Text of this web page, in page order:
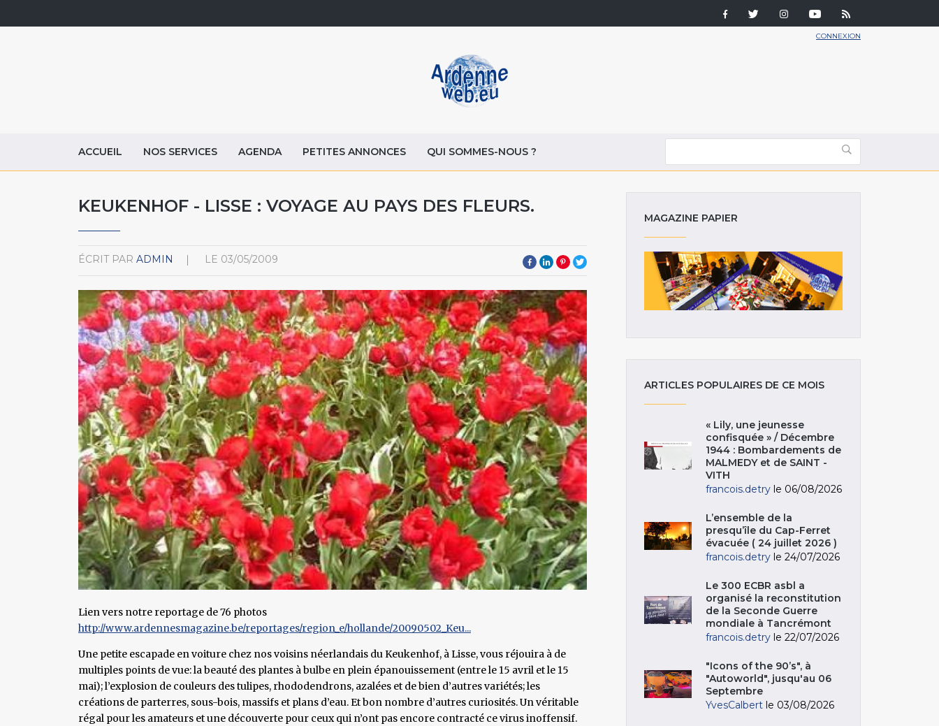
CONNEXION
ACCUEIL NOS SERVICES AGENDA PETITES ANNONCES QUI SOMMES-NOUS ?
KEUKENHOF - LISSE : VOYAGE AU PAYS DES FLEURS.
ÉCRIT PAR ADMIN LE 03/05/2009
Lien vers notre reportage de 76 photos
http://www.ardennesmagazine.be/reportages/region_e/hollande/20090502_Keu...
Une petite escapade en voiture chez nos voisins néerlandais du Keukenhof, à Lisse, vous réjouira à de
multiples points de vue: la beauté des plantes à bulbe en plein épanouissement (entre le 15 avril et le 15
mai); l’explosion de couleurs des tulipes, rhododendrons, azalées et de bien d’autres variétés; les
créations de parterres, sous-bois, massifs et plans d’eau. Et bon nombre d’autres curiosités. Un véritable
régal pour les amateurs et une découverte pour ceux qui n’ont pas encore contracté ce virus inoffensif.
MAGAZINE PAPIER
ARTICLES POPULAIRES DE CE MOIS
« Lily, une jeunesse
confisquée » / Décembre
1944 : Bombardements de
MALMEDY et de SAINT -
VITH
francois.detry le 06/08/2026
L’ensemble de la
presqu’île du Cap-Ferret
évacuée ( 24 juillet 2026 )
francois.detry le 24/07/2026
Le 300 ECBR asbl a
organisé la reconstitution
de la Seconde Guerre
mondiale à Tancrémont
francois.detry le 22/07/2026
"Icons of the 90’s", à
"Autoworld", jusqu'au 06
Septembre
YvesCalbert le 03/08/2026